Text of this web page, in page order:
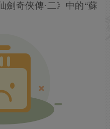
劍奇俠傳·二》中的“蘇